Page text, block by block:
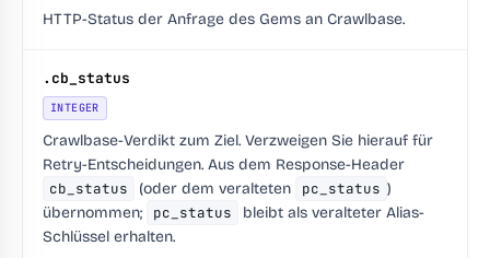
HTTP-Status der Anfrage des Gems an Crawlbase.
.cb_status
INTEGER
Crawlbase-Verdikt zum Ziel. Verzweigen Sie hierauf für
Retry-Entscheidungen. Aus dem Response-Header
cb_status
(oder dem veralteten pc_status )
übernommen;
pc_status
bleibt als veralteter Alias-
Schlüssel erhalten.